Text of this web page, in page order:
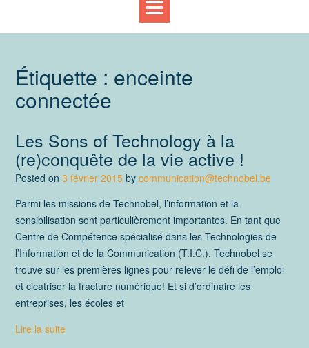
Étiquette : enceinte
connectée
Les Sons of Technology à la
(re)conquête de la vie active !
Posted on 3 février 2015 by communication@technobel.be
Parmi les missions de Technobel, l’information et la
sensibilisation sont particulièrement importantes. En tant que
Centre de Compétence spécialisé dans les Technologies de
l’Information et de la Communication (T.I.C.), Technobel se
trouve sur les premières lignes pour relever le défi de l’emploi
et cicatriser la fracture numérique! Et si d’ordinaire les
entreprises, les écoles et
Lire la suite